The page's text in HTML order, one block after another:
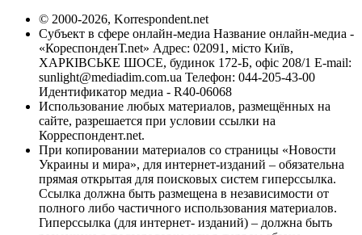
© 2000-2026, Korrespondent.net
Субъект в сфере онлайн-медиа Название онлайн-медиа -
«КореспонденТ.net» Адрес: 02091, місто Київ,
ХАРКІВСЬКЕ ШОСЕ, будинок 172-Б, офіс 208/1 E-mail:
sunlight@mediadim.com.ua Телефон: 044-205-43-00
Идентификатор медиа - R40-06068
Использование любых материалов, размещённых на
сайте, разрешается при условии ссылки на
Корреспондент.net.
При копировании материалов со страницы «Новости
Украины и мира», для интернет-изданий – обязательна
прямая открытая для поисковых систем гиперссылка.
Ссылка должна быть размещена в независимости от
полного либо частичного использования материалов.
Гиперссылка (для интернет- изданий) – должна быть